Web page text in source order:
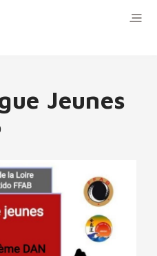
Jeunes